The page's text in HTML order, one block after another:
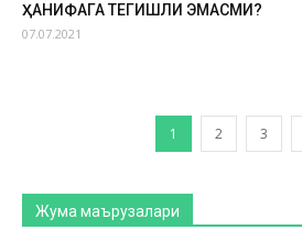
ҲАНИФАГА ТЕГИШЛИ ЭМАСМИ?
07.07.2021
1 2 3
Жума маърузалари